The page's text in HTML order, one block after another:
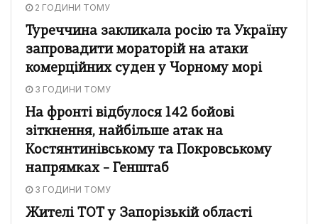
2 ГОДИНИ ТОМУ
Туреччина закликала росію та Україну
запровадити мораторій на атаки
комерційних суден у Чорному морі
3 ГОДИНИ ТОМУ
На фронті відбулося 142 бойові
зіткнення, найбільше атак на
Костянтинівському та Покровському
напрямках – Генштаб
3 ГОДИНИ ТОМУ
Жителі ТОТ у Запорізькій області